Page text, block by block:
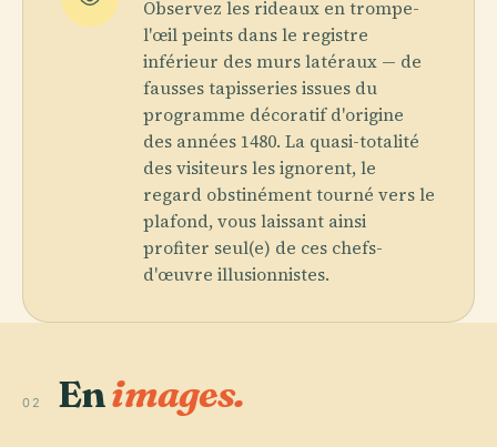
Observez les rideaux en trompe-
l'œil peints dans le registre
inférieur des murs latéraux — de
fausses tapisseries issues du
programme décoratif d'origine
des années 1480. La quasi-totalité
des visiteurs les ignorent, le
regard obstinément tourné vers le
plafond, vous laissant ainsi
profiter seul(e) de ces chefs-
d'œuvre illusionnistes.
02 Enimages.